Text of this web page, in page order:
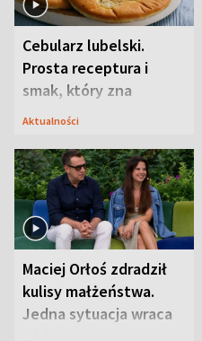
Cebularz lubelski.
Prosta receptura i
smak, który zna
Lubelszczyzna
Aktualności
Maciej Orłoś zdradził
kulisy małżeństwa.
Jedna sytuacja wraca
jak bumerang